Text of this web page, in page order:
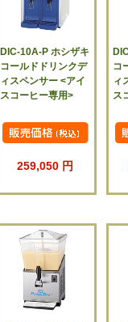
DIC-10A-P ホシザキ
コールドドリンクデ
ィスペンサー <アイ
スコーヒー専用>
259,050 円
コ
ィ
ス